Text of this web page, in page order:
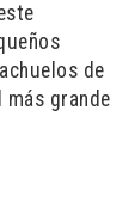
de
más grande